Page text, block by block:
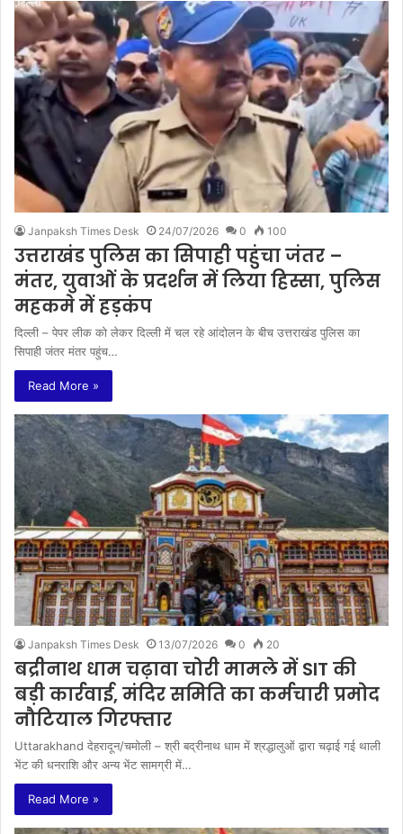
Janpaksh Times Desk 24/07/2026 0 100
उत्तराखंड पुलिस का सिपाही पहुंचा जंतर –
मंतर, युवाओं के प्रदर्शन में लिया हिस्सा, पुलिस
महकमे में हड़कंप
दिल्ली – पेपर लीक को लेकर दिल्ली में चल रहे आंदोलन के बीच उत्तराखंड पुलिस का
सिपाही जंतर मंतर पहुंच…
Read More »
Janpaksh Times Desk 13/07/2026 0 20
बद्रीनाथ धाम चढ़ावा चोरी मामले में SIT की
बड़ी कार्रवाई, मंदिर समिति का कर्मचारी प्रमोद
नौटियाल गिरफ्तार
Uttarakhand देहरादून/चमोली – श्री बद्रीनाथ धाम में श्रद्धालुओं द्वारा चढ़ाई गई थाली
भेंट की धनराशि और अन्य भेंट सामग्री में…
Read More »